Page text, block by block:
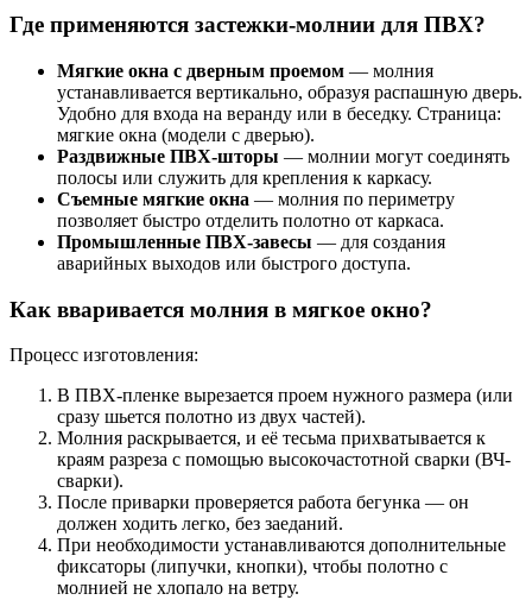
Где применяются застежки-молнии для ПВХ?
Мягкие окна с дверным проемом — молния
устанавливается вертикально, образуя распашную дверь.
Удобно для входа на веранду или в беседку. Страница:
мягкие окна (модели с дверью).
Раздвижные ПВХ-шторы — молнии могут соединять
полосы или служить для крепления к каркасу.
Съемные мягкие окна — молния по периметру
позволяет быстро отделить полотно от каркаса.
Промышленные ПВХ-завесы — для создания
аварийных выходов или быстрого доступа.
Как вваривается молния в мягкое окно?
Процесс изготовления:
В ПВХ-пленке вырезается проем нужного размера (или
сразу шьется полотно из двух частей).
Молния раскрывается, и её тесьма прихватывается к
краям разреза с помощью высокочастотной сварки (ВЧ-
сварки).
После приварки проверяется работа бегунка — он
должен ходить легко, без заеданий.
При необходимости устанавливаются дополнительные
фиксаторы (липучки, кнопки), чтобы полотно с
молнией не хлопало на ветру.